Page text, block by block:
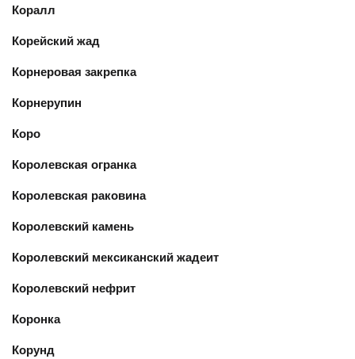
Коралл
Корейский жад
Корнеровая закрепка
Корнерупин
Коро
Королевская огранка
Королевская раковина
Королевский камень
Королевский мексиканский жадеит
Королевский нефрит
Коронка
Корунд